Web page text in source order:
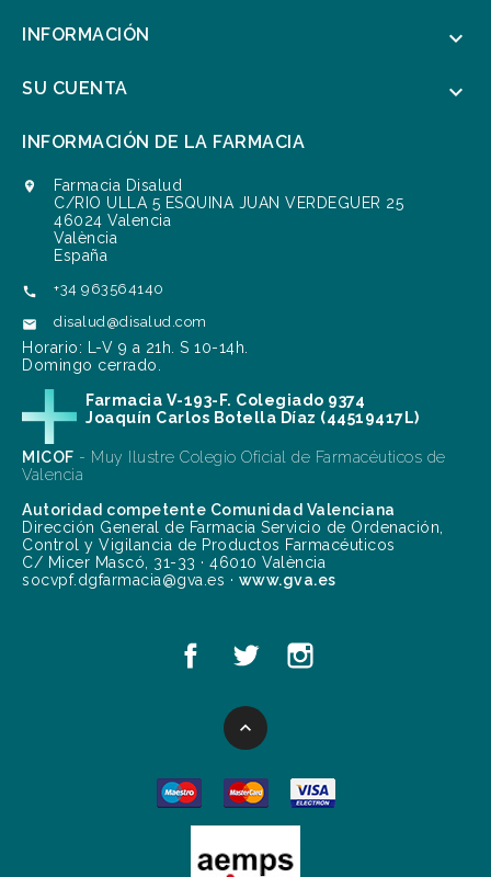
INFORMACIÓN 
SU CUENTA 
INFORMACIÓN DE LA FARMACIA

Farmacia Disalud
C/RIO ULLA 5 ESQUINA JUAN VERDEGUER 25
46024 Valencia
València
España
 +34 963564140
 disalud@disalud.com
Horario: L-V 9 a 21h. S 10-14h.
Domingo cerrado.
Farmacia V-193-F. Colegiado 9374
Joaquín Carlos Botella Díaz (44519417L)
MICOF - Muy Ilustre Colegio Oficial de Farmacéuticos de
Valencia
Autoridad competente Comunidad Valenciana
Dirección General de Farmacia Servicio de Ordenación,
Control y Vigilancia de Productos Farmacéuticos
C/ Micer Mascó, 31-33 · 46010 València
socvpf.dgfarmacia@gva.es · www.gva.es
